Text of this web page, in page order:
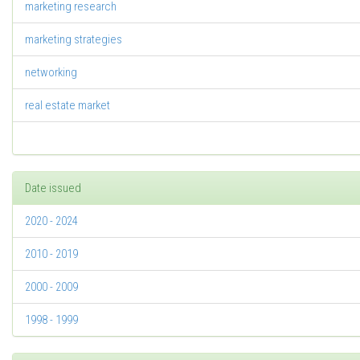
marketing research
marketing strategies
networking
real estate market
Date issued
2020 - 2024
2010 - 2019
2000 - 2009
1998 - 1999